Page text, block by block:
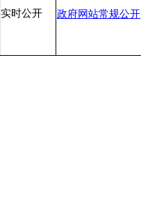
实时公开 政府网站常规公开